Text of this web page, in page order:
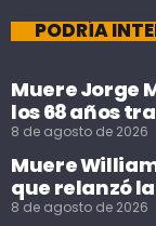
PODRÍA
Muere Jorge
los 68 años
8 de agosto de 2026
Muere
que relanzó
8 de agosto de 2026